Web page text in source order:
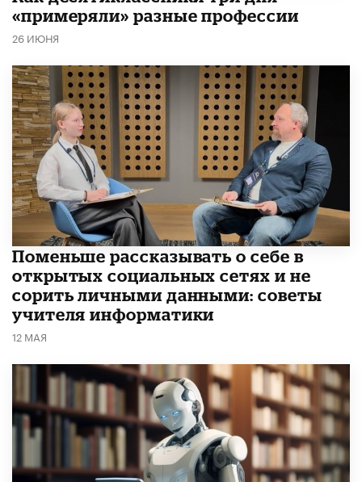
«примеряли» разные профессии
26 ИЮНЯ
Поменьше рассказывать о себе в
открытых социальных сетях и не
сорить личными данными: советы
учителя информатики
12 МАЯ